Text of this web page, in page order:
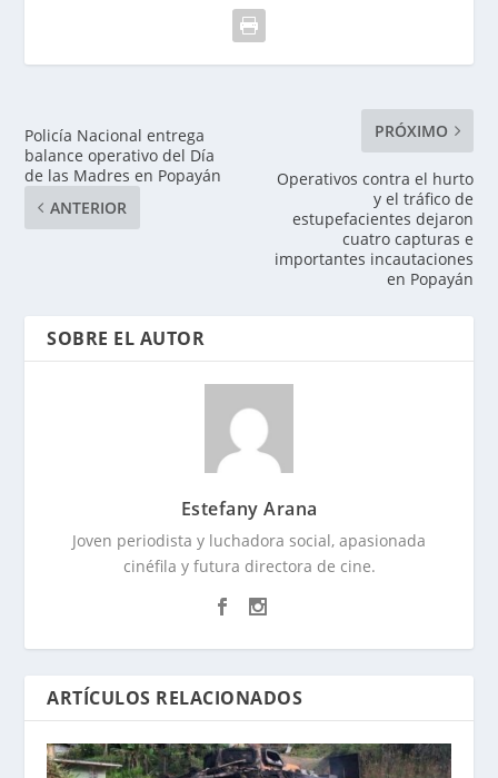
Policía Nacional entrega
balance operativo del Día
de las Madres en Popayán
ANTERIOR
PRÓXIMO
Operativos contra el hurto
y el tráfico de
estupefacientes dejaron
cuatro capturas e
importantes incautaciones
en Popayán
SOBRE EL AUTOR
Estefany Arana
Joven periodista y luchadora social, apasionada
cinéfila y futura directora de cine.
ARTÍCULOS RELACIONADOS